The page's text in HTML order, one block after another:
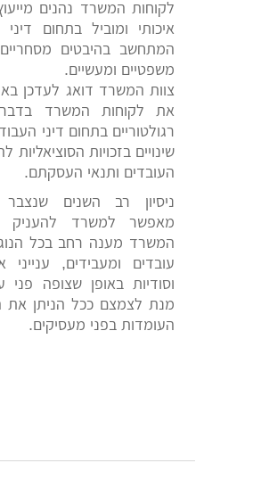
לקוחות המשרד נהנים
איכותי ומוביל בתחום
המתחשב בהיבטים מסחריים
משפטיים ומעשיים.
צוות המשרד דואג לעדכן
את לקוחות המשרד בדבר
רגולטוריים בתחום דיני
שינויים בזכויות הסוציאליות
העובדים ותנאי העסקתם.
ניסיון רב השנים
מאפשר למשרד להעניק
המשרד מענה רחב בכל
עובדים ומעבידים, ענייני
וסודיות באופן שצופה
מנת לצמצם ככל הניתן את
העומדות בפני מעסיקים.